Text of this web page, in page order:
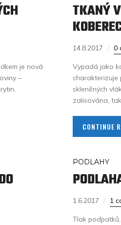
je nová
–
TKANÝ
14.8.2017 0
Vypadá jako
charakterizuje
skleněných
zalisována,
CONTINUE
PODLAHY
1.6.2017 1
Tlak